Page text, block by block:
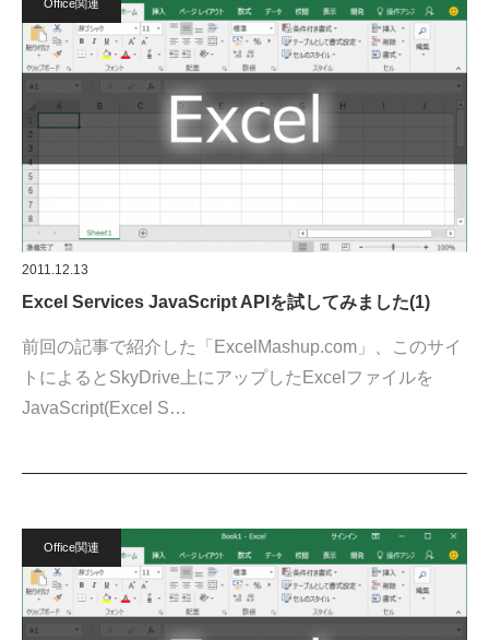
Office関連
2011.12.13
Excel Services JavaScript APIを試してみました(1)
前回の記事で紹介した「ExcelMashup.com」、このサイ
トによるとSkyDrive上にアップしたExcelファイルを
JavaScript(Excel S…
Office関連